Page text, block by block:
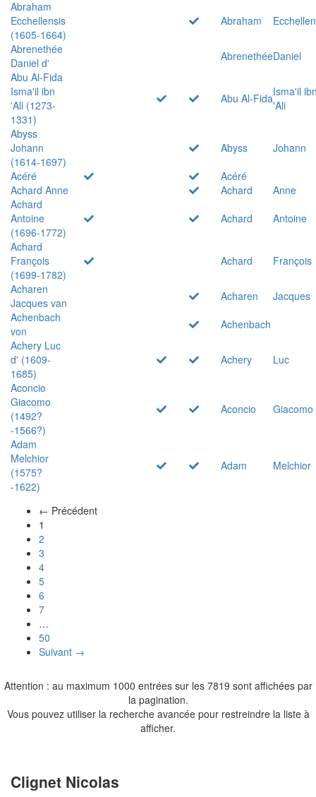
Abraham
Ecchellensis
(1605-1664)
Abraham
Abrenethée
Daniel d'
AbrenethéeDaniel
Abu Al-Fida
Isma'il ibn
'Ali (1273-
1331)
Abu Al-FidaIsma'il
'Ali
Abyss
Johann
(1614-1697)
Abyss
Johann
Acéré
Acéré
Achard Anne
Achard
Anne
Achard
Antoine
(1696-1772)
Achard
Antoine
Achard
François
(1699-1782)
Achard
François
Acharen
Jacques van
Acharen
Jacques
Achenbach
von
Achenbach
Achery Luc
d' (1609-
1685)
Achery
Luc
Aconcio
Giacomo
(1492?
-1566?)
Aconcio Giacomo
Adam
Melchior
(1575?
-1622)
Adam Melchior
← Précédent
1
2
3
4
5
6
7
…
50
Suivant →
Attention : au maximum 1000 entrées sur les 7819 sont affichées par
la pagination.
Vous pouvez utiliser la recherche avancée pour restreindre la liste à
afficher.
Clignet Nicolas